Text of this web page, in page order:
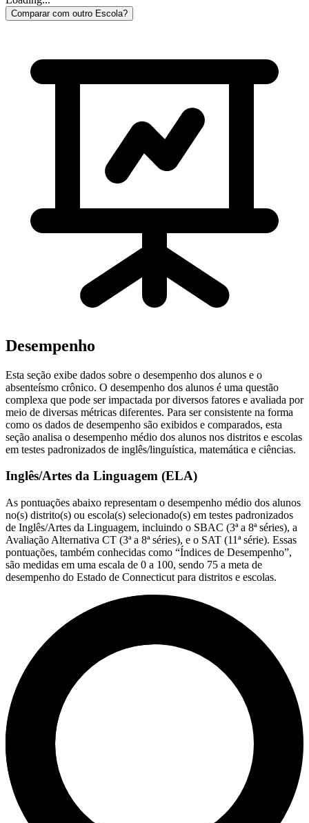
Comparar com outro Escola?
Desempenho
Esta seção exibe dados sobre o desempenho dos alunos e o
absenteísmo crônico. O desempenho dos alunos é uma questão
complexa que pode ser impactada por diversos fatores e avaliada por
meio de diversas métricas diferentes. Para ser consistente na forma
como os dados de desempenho são exibidos e comparados, esta
seção analisa o desempenho médio dos alunos nos distritos e escolas
em testes padronizados de inglês/linguística, matemática e ciências.
Inglês/Artes da Linguagem (ELA)
As pontuações abaixo representam o desempenho médio dos alunos
no(s) distrito(s) ou escola(s) selecionado(s) em testes padronizados
de Inglês/Artes da Linguagem, incluindo o SBAC (3ª a 8ª séries), a
Avaliação Alternativa CT (3ª a 8ª séries), e o SAT (11ª série). Essas
pontuações, também conhecidas como “Índices de Desempenho”,
são medidas em uma escala de 0 a 100, sendo 75 a meta de
desempenho do Estado de Connecticut para distritos e escolas.